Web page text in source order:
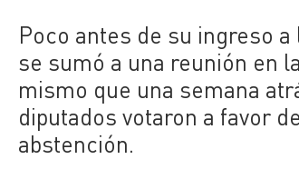
Poco antes de su ingreso
se sumó a una reunión en
mismo que una semana
diputados votaron a favor
abstención.